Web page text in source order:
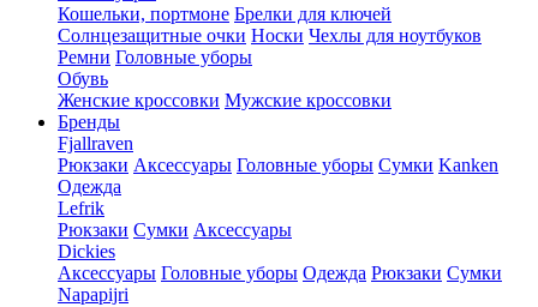
Кошельки, портмоне Брелки для ключей
Солнцезащитные очки Носки Чехлы для ноутбуков
Ремни Головные уборы
Обувь
Женские кроссовки Мужские кроссовки
Бренды
Fjallraven
Рюкзаки Аксессуары Головные уборы Сумки Kanken
Одежда
Lefrik
Рюкзаки Сумки Аксессуары
Dickies
Аксессуары Головные уборы Одежда Рюкзаки Сумки
Napapijri